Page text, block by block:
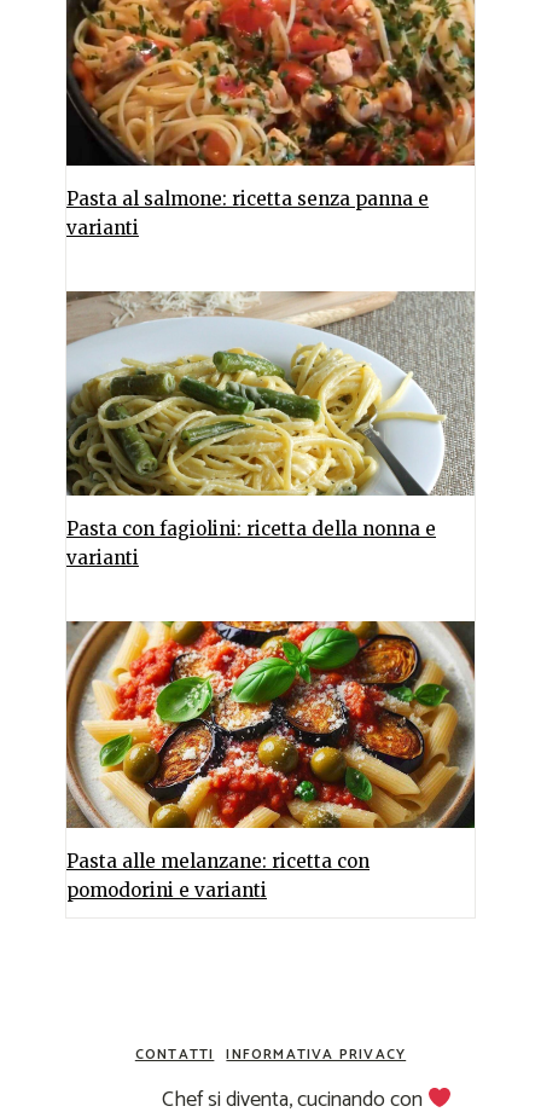
Pasta al salmone: ricetta senza panna e
varianti
Pasta con fagiolini: ricetta della nonna e
varianti
Pasta alle melanzane: ricetta con
pomodorini e varianti
CONTATTI INFORMATIVA PRIVACY
Chef si diventa, cucinando con